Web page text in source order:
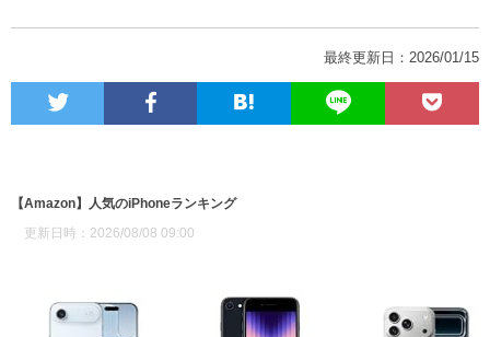
最終更新日：2026/01/15
【Amazon】人気のiPhoneランキング
更新日時：2026/08/08 09:00